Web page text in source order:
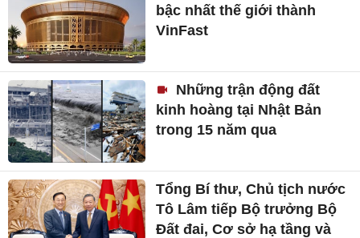
bậc nhất thế giới thành
VinFast
Những trận động đất
kinh hoàng tại Nhật Bản
trong 15 năm qua
Tổng Bí thư, Chủ tịch nước
Tô Lâm tiếp Bộ trưởng Bộ
Đất đai, Cơ sở hạ tầng và